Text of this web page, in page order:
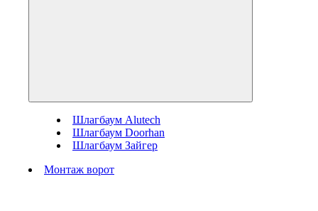
Шлагбаум Alutech
Шлагбаум Doorhan
Шлагбаум Зайгер
Монтаж ворот